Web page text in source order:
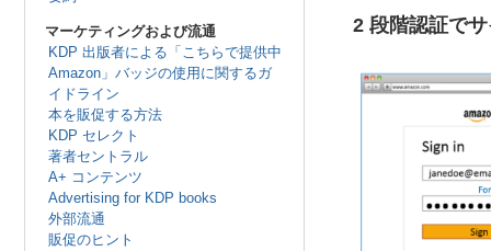
マーケティングおよび流通
KDP 出版者による「こちらで提供中
Amazon」バッジの使用に関するガ
イドライン
本を販促する方法
KDP セレクト
著者セントラル
A+ コンテンツ
Advertising for KDP books
外部流通
販促のヒント
2 段階認証で